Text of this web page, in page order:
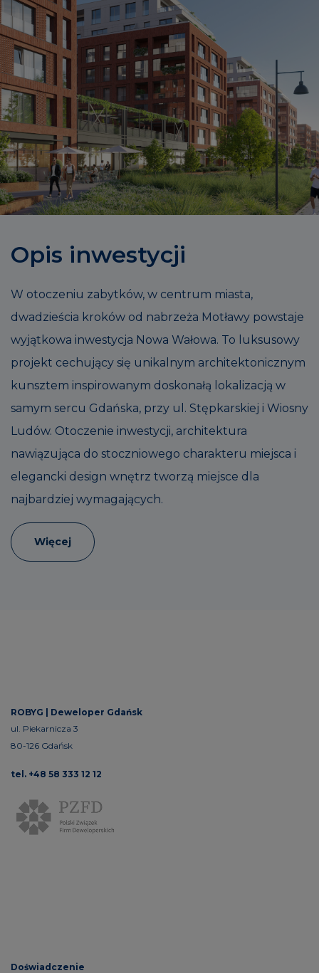
Opis inwestycji
W otoczeniu zabytków, w centrum miasta,
dwadzieścia kroków od nabrzeża Motławy powstaje
wyjątkowa inwestycja Nowa Wałowa. To luksusowy
projekt cechujący się unikalnym architektonicznym
kunsztem inspirowanym doskonałą lokalizacją w
samym sercu Gdańska, przy ul. Stępkarskiej i Wiosny
Ludów. Otoczenie inwestycji, architektura
nawiązująca do stoczniowego charakteru miejsca i
elegancki design wnętrz tworzą miejsce dla
najbardziej wymagających.
Więcej
ROBYG | Deweloper Gdańsk
ul. Piekarnicza 3
80-126 Gdańsk
tel. +48 58 333 12 12
Doświadczenie